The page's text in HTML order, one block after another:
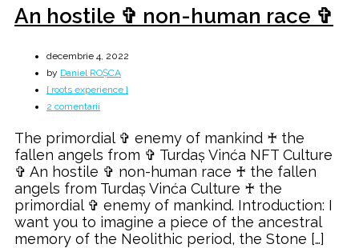
An hostile ✞ non-human race ✞
decembrie 4, 2022
by Daniel ROȘCA
[ roots experience ]
2 comentarii
hostile
✞
non-
human
race
✞
The primordial ✞ enemy of mankind ♰ the
fallen angels from ✞ Turdaș Vinća NFT Culture
✞ An hostile ✞ non-human race ♰ the fallen
angels from Turdaș Vinća Culture ♰ the
primordial ✞ enemy of mankind. Introduction: I
want you to imagine a piece of the ancestral
memory of the Neolithic period, the Stone […]